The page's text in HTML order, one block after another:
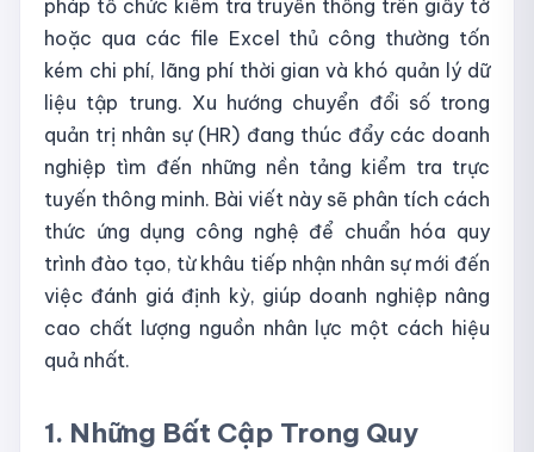
pháp tổ chức kiểm tra truyền thống trên giấy tờ
hoặc qua các file Excel thủ công thường tốn
kém chi phí, lãng phí thời gian và khó quản lý dữ
liệu tập trung. Xu hướng chuyển đổi số trong
quản trị nhân sự (HR) đang thúc đẩy các doanh
nghiệp tìm đến những nền tảng kiểm tra trực
tuyến thông minh. Bài viết này sẽ phân tích cách
thức ứng dụng công nghệ để chuẩn hóa quy
trình đào tạo, từ khâu tiếp nhận nhân sự mới đến
việc đánh giá định kỳ, giúp doanh nghiệp nâng
cao chất lượng nguồn nhân lực một cách hiệu
quả nhất.
1. Những Bất Cập Trong Quy